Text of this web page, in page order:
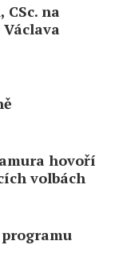
na
hovoří
volbách